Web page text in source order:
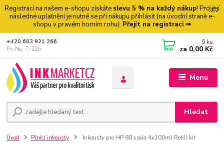
Registrací na našem e-shopu získáte slevu 5 % na každý nákup! Pro její
následné uplatnění je nutné se při nákupu přihlásit (na úvodní straně e-
shopu v pravém horním rohu). Přejít na registraci ⇒
Menu
Hledat
+420 603 921 266
Po-Ne, 7-22h
0 ks
za 0,00 Kč
Úvod Plnící inkousty Inkousty pro HP 88 sada 4x100ml Refill kit